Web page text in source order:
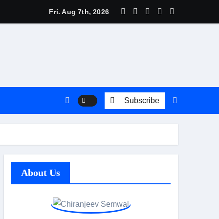
बधानी समेत 13 महिलाओं का हुआ तीलू रौतेली पुरस्कार के लिय चयन
Fri. Aug 7th, 2026
Subscribe
About Us